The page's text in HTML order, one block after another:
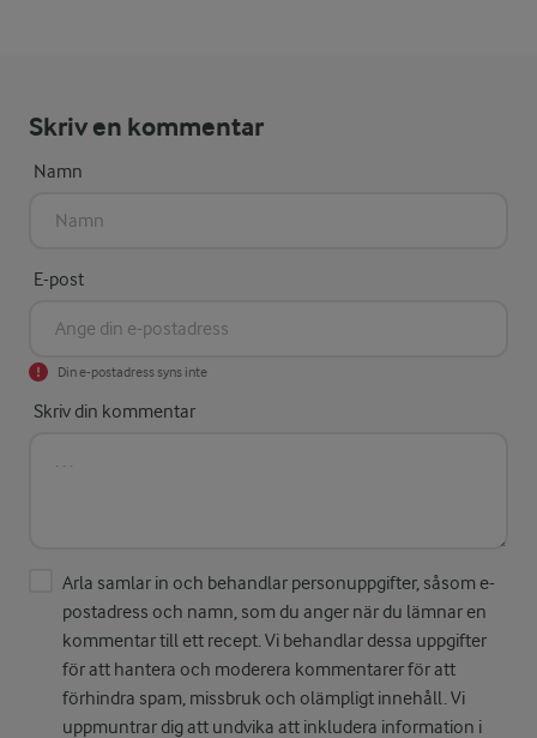
Skriv en kommentar
Namn
E-post
Din e-postadress syns inte
Skriv din kommentar
Arla samlar in och behandlar personuppgifter, såsom e-
postadress och namn, som du anger när du lämnar en
kommentar till ett recept. Vi behandlar dessa uppgifter
för att hantera och moderera kommentarer för att
förhindra spam, missbruk och olämpligt innehåll. Vi
uppmuntrar dig att undvika att inkludera information i